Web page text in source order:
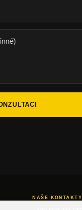
NAŠE KONTAKTY